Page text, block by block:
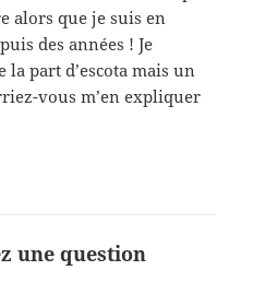
alors que je suis en
des années ! Je
la part d’escota mais un
vous m’en expliquer
une question